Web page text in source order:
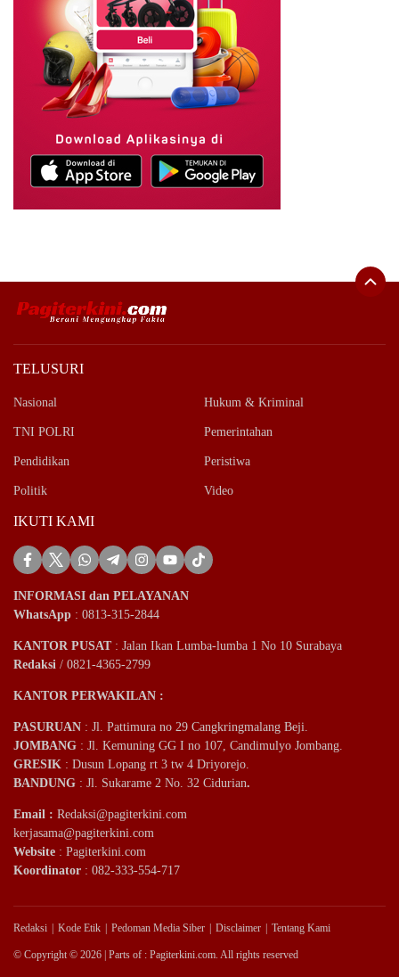
TELUSURI
Nasional Hukum & Kriminal
TNI POLRI Pemerintahan
Pendidikan Peristiwa
Politik Video
IKUTI KAMI
INFORMASI dan PELAYANAN
WhatsApp : 0813-315-2844
KANTOR PUSAT: Jalan Ikan Lumba-lumba 1 No 10 Surabaya
Redaksi / 0821-4365-2799
KANTOR PERWAKILAN :
PASURUAN : Jl. Pattimura no 29 Cangkringmalang Beji.
JOMBANG : Jl. Kemuning GG I no 107, Candimulyo Jombang.
GRESIK : Dusun Lopang rt 3 tw 4 Driyorejo.
BANDUNG : Jl. Sukarame 2 No. 32 Cidurian.
Email : Redaksi@pagiterkini.com
kerjasama@pagiterkini.com
Website : Pagiterkini.com
Koordinator : 082-333-554-717
Redaksi Kode Etik Pedoman Media Siber Disclaimer Tentang Kami
© Copyright © 2026 | Parts of : Pagiterkini.com. All rights reserved